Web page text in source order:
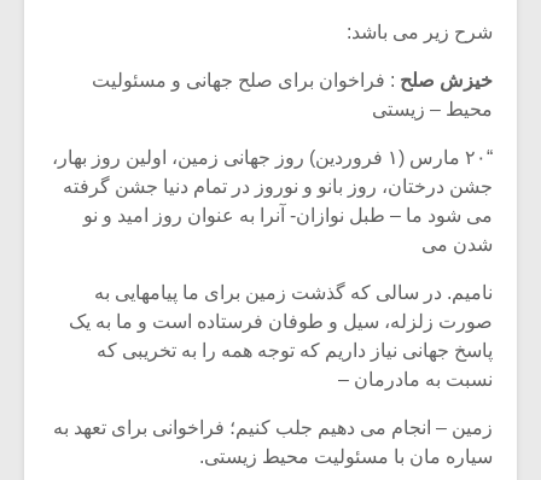
شرح زیر می باشد:
خیزش صلح : فراخوان برای صلح جهانی و مسئولیت
محیط – زیستی
“۲۰ مارس (۱ فروردین) روز جهانی زمین، اولین روز بهار،
جشن درختان، روز بانو و نوروز در تمام دنیا جشن گرفته
می شود ما – طبل نوازان- آنرا به عنوان روز امید و نو
شدن می
نامیم. در سالی که گذشت زمین برای ما پیامهایی به
صورت زلزله، سیل و طوفان فرستاده است و ما به یک
پاسخ جهانی نیاز داریم که توجه همه را به تخریبی که
نسبت به مادرمان –
زمین – انجام می دهیم جلب کنیم؛ فراخوانی برای تعهد به
سیاره مان با مسئولیت محیط زیستی.
میکلوش روژا